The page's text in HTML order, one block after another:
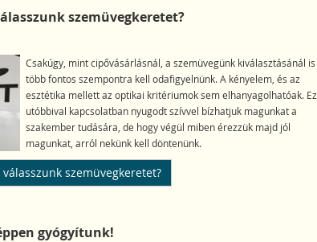
szemüvegkeretet?
Csakúgy, mint cipővásárlásnál, a szemüvegünk kiválasztásánál is
több fontos szempontra kell odafigyelnünk. A kényelem, és az
esztétika mellett az optikai kritériumok sem elhanyagolhatóak. Ez
utóbbival kapcsolatban nyugodt szívvel bízhatjuk magunkat a
szakember tudására, de hogy végül miben érezzük majd jól
magunkat, arról nekünk kell döntenünk.
szemüvegkeretet?
gyógyítunk!